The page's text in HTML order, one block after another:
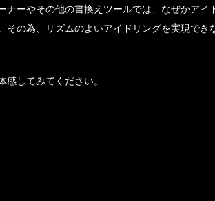
ーやその他の書換えツールでは、なぜかアイ
その為、リズムのよいアイドリングを実現でき
してみてください。